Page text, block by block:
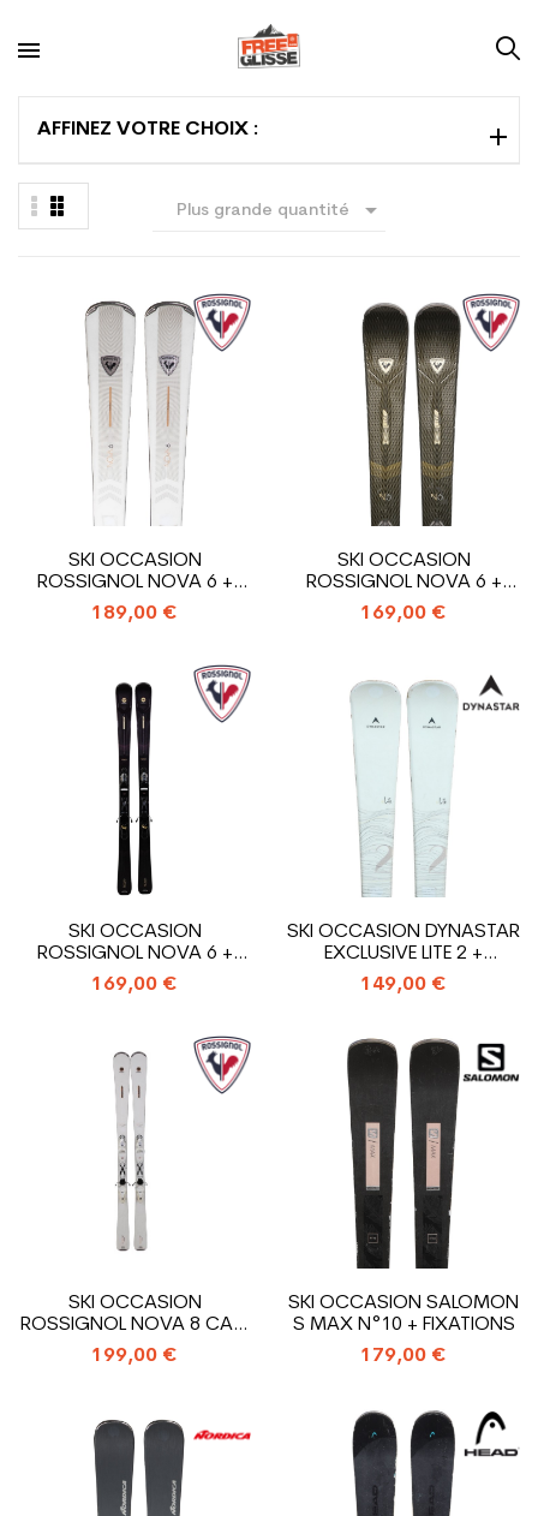
AFFINEZ VOTRE CHOIX :
Plus grande quantité 
SKI OCCASION
ROSSIGNOL NOVA 6 +
FIXATIONS
189,00 €
SKI OCCASION
ROSSIGNOL NOVA 6 +
FIXATIONS
169,00 €
SKI OCCASION
ROSSIGNOL NOVA 6 +
FIXATIONS
169,00 €
SKI OCCASION DYNASTAR
EXCLUSIVE LITE 2 +
FIXATIONS
149,00 €
SKI OCCASION
ROSSIGNOL NOVA 8 CA +
FIXATIONS
199,00 €
SKI OCCASION SALOMON
S MAX N°10 + FIXATIONS
179,00 €